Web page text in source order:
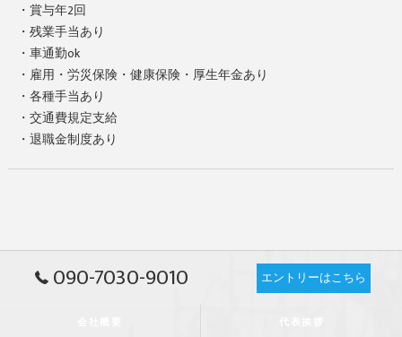
・賞与年2回
・残業手当あり
・車通勤ok
・雇用・労災保険・健康保険・厚生年金あり
・各種手当あり
・交通費規定支給
・退職金制度あり
090-7030-9010 エントリーはこちら